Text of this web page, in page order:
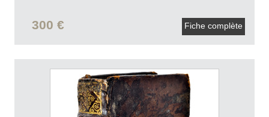
300 € Fiche complète